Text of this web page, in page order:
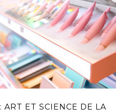
ART ET SCIENCE DE LA